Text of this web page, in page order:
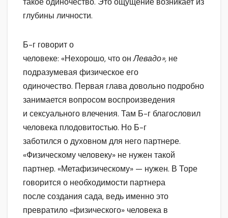
глубины личности.
Б-г говорит о
человеке: «Нехорошо, что онЛевадо», не
подразумевая физическое его
одиночество. Первая глава довольно подробно
занимается вопросом воспроизведения
и сексуального влечения. Там Б-г благословил
человека плодовитостью. Но Б-г
заботился о духовном для него партнере.
«Физическому человеку» не нужен такой
партнер. «Метафизическому» — нужен. В Торе
говорится о необходимости партнера
после создания сада, ведь именно это
превратило «физического» человека в